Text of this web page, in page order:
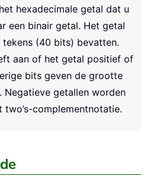
hexadecimale getal dat u
een binair getal. Het getal
tekens (40 bits) bevatten.
aan of het getal positief of
bits geven de grootte
Negatieve getallen worden
two’s-complementnotatie.